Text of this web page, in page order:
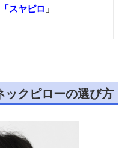
スヤピロ 」
ックピローの選び方